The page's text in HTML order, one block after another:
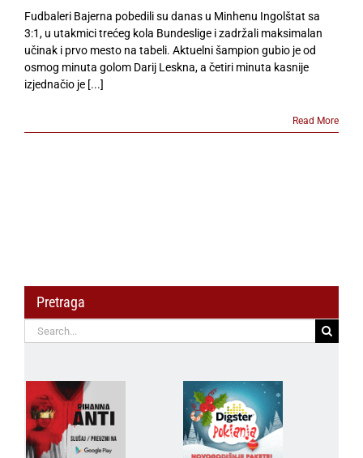
Fudbaleri Bajerna pobedili su danas u Minhenu Ingolštat sa
3:1, u utakmici trećeg kola Bundeslige i zadržali maksimalan
učinak i prvo mesto na tabeli. Aktuelni šampion gubio je od
osmog minuta golom Darij Leskna, a četiri minuta kasnije
izjednačio je [...]
Read More
Pretraga
Search
for: